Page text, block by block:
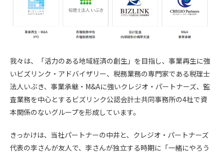
我々は、「活力のある地域経済の創生」を目指し、事業再生に強
いビズリンク・アドバイザリー、税務業務の専門家である税理士
法人いぶき、事業承継・M&Aに強いクレジオ・パートナーズ、監
査業務を中心とするビズリンク公認会計士共同事務所の4社で資
本関係のないグループを形成しています。
きっかけは、当社パートナーの中井と、クレジオ・パートナーズ
代表の李さんが友人で、李さんが独立する時期に「一緒にやろう